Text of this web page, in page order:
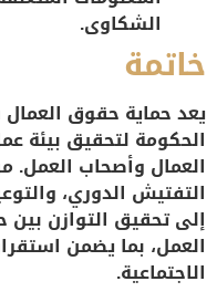
الشكاوى.
خاتمة
يعد حماية حقوق
الحكومة لتحقيق بيئة
العمال وأصحاب العمل.
التفتيش الدوري،
إلى تحقيق التوازن
العمل، بما يضمن
الاجتماعية.